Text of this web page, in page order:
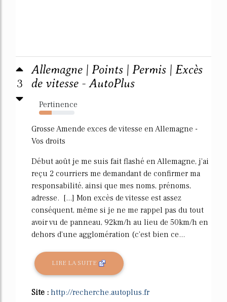
3
Allemagne | Points | Permis | Excès
de vitesse - AutoPlus
Pertinence
36%
Grosse Amende exces de vitesse en Allemagne -
Vos droits
Début août je me suis fait flashé en Allemagne, j'ai
reçu 2 courriers me demandant de confirmer ma
responsabilité, ainsi que mes noms, prénoms,
adresse. [...] Mon excès de vitesse est assez
conséquent, même si je ne me rappel pas du tout
avoir vu de panneau, 92km/h au lieu de 50km/h en
dehors d'une agglomération (c'est bien ce...
LIRE LA SUITE
Site : http://recherche.autoplus.fr